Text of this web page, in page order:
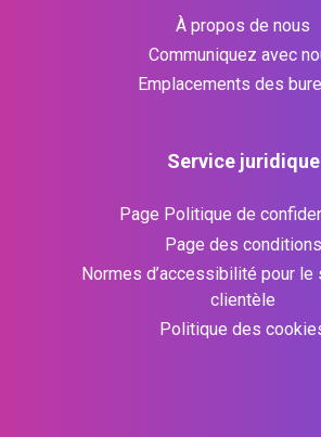
À propos de nous
Communiquez avec
Emplacements des
Service juridique
Page Politique de
Page des conditions
Normes d’accessibilité pour le
clientèle
Politique des